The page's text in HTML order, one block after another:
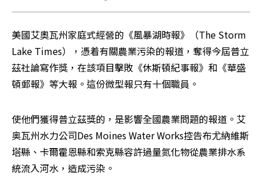
美國艾奧瓦州家庭式經營的《風暴湖時報》（The Storm
Lake Times），憑着有關農業污染的報道，奪得今屆普立
茲社論寫作獎，在該項目擊敗《休斯頓紀事報》和《華盛
頓郵報》等大報。這份微型報只有十個職員。
使他們獲得普立茲獎的，是影響全國農業問題的報道。艾
奥瓦州水力公司Des Moines Water Works控告布尤納維斯
塔縣、卡爾霍恩縣和索克縣容許過量氮化物從農業排水系
統流入河水，造成污染。